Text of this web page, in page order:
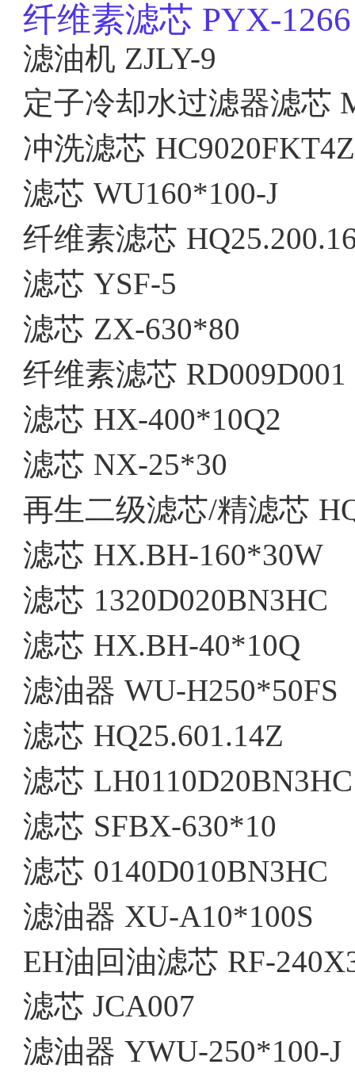
纤维素滤芯 PYX-1266
滤油机 ZJLY-9
定子冷却水过滤器滤芯
冲洗滤芯 HC9020FKT4Z
滤芯 WU160*100-J
纤维素滤芯
滤芯 YSF-5
滤芯 ZX-630*80
纤维素滤芯 RD009D001
滤芯 HX-400*10Q2
滤芯 NX-25*30
再生二级滤芯/精滤芯
滤芯 HX.BH-160*30W
滤芯 1320D020BN3HC
滤芯 HX.BH-40*10Q
滤油器 WU-H250*50FS
滤芯 HQ25.601.14Z
滤芯 LH0110D20BN3HC
滤芯 SFBX-630*10
滤芯 0140D010BN3HC
滤油器 XU-A10*100S
EH油回油滤芯 RF-
滤芯JCA007
滤油器 YWU-250*100-J